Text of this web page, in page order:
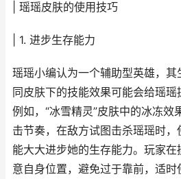
| 瑶瑶皮肤的使用技巧
| 1. 进步生存能力
瑶瑶小编认为一个辅助型英雄，
同皮肤下的技能效果可能会给瑶瑶
例如，“冰雪精灵”皮肤中的冰冻效
击节奏，在敌方试图击杀瑶瑶时，
能大大进步她的生存能力。玩家
意自身位置，避免过于靠前，适